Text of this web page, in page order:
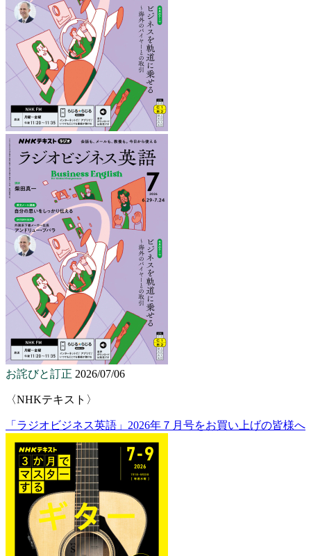
お詫びと訂正 2026/07/06
〈NHKテキスト〉
「ラジオビジネス英語」2026年７月号をお買い上げの皆様へ